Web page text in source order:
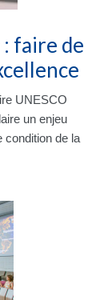
: faire de
UNESCO
un enjeu
condition de la